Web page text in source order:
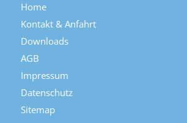
Home
Kontakt & Anfahrt
Downloads
AGB
Impressum
Datenschutz
Sitemap